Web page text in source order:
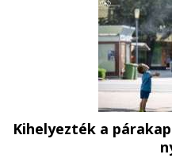
Kihelyezték a